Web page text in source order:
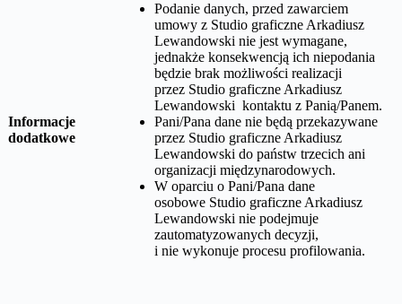
Informacje
dodatkowe
Podanie danych, przed zawarciem
umowy z Studio graficzne Arkadiusz
Lewandowski nie jest wymagane,
jednakże konsekwencją ich niepodania
będzie brak możliwości realizacji
przez Studio graficzne Arkadiusz
Lewandowski kontaktu z Panią/Panem.
Pani/Pana dane nie będą przekazywane
przez Studio graficzne Arkadiusz
Lewandowski do państw trzecich ani
organizacji międzynarodowych.
W oparciu o Pani/Pana dane
osobowe Studio graficzne Arkadiusz
Lewandowski nie podejmuje
zautomatyzowanych decyzji,
i nie wykonuje procesu profilowania.